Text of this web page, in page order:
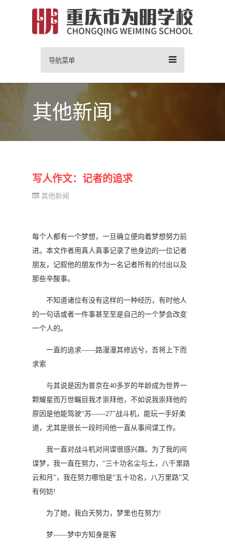
导航菜单
其他新闻
写人作文：记者的追求
其他新闻
每个人都有一个梦想，一旦确立便向着梦想努力前
进。本文作者用真人真事记录了他身边的一位记者
朋友，记叙他的朋友作为一名记者所有的付出以及
那些辛酸事。
不知道诸位有没有这样的一种经历，有时他人
的一句话或者一件事甚至至是自己的一个梦会改变
一个人的。
一直的追求——路漫漫其修远兮，吾将上下而
求索
与其说是因为普京在40多岁的年龄成为世界一
颗耀星而万世瞩目我才崇拜他，不如说我崇拜他的
原因是他能驾驶“苏――27”战斗机，能玩一手好柔
道，尤其是很长一段时间他一直从事间谍工作。
我一直对战斗机对间谍很感兴趣。为了我的间
谍梦，我一直在努力，“三十功名尘与土，八千里路
云和月”，我在努力哪怕是“五十功名，八万里路”又
有何妨!
为了她，我白天努力，梦里也在努力!
梦――梦中方知身是客